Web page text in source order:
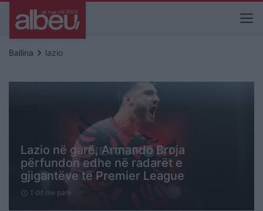
Ballina keyboard_arrow_right lazio
Lazio në garë, Armando Broja
përfundon edhe në radarët e
gjigantëve të Premier League
schedule 1 dit me parë